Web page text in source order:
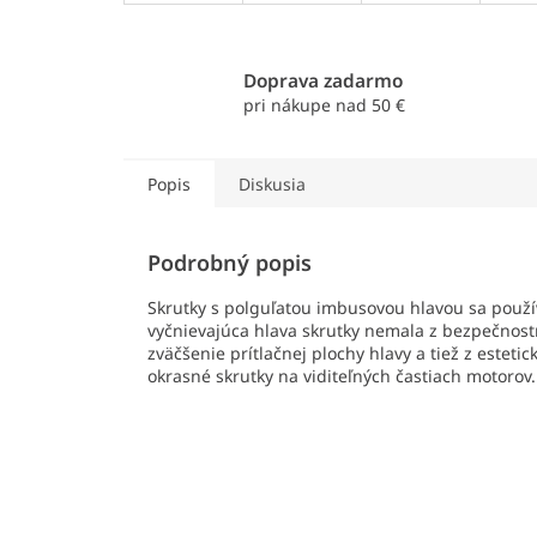
Doprava zadarmo
pri nákupe nad 50 €
Popis Diskusia
Podrobný popis
Skrutky s polguľatou imbusovou hlavou sa
vyčnievajúca hlava skrutky nemala z
zväčšenie prítlačnej plochy hlavy a tiež z
okrasné skrutky na viditeľných častiach motorov.